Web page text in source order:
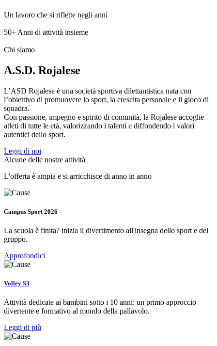
Un lavoro che si riflette negli anni
50+ Anni di attività insieme
Chi siamo
A.S.D. Rojalese
L’ASD Rojalese è una società sportiva dilettantistica nata con
l’obiettivo di promuovere lo sport, la crescita personale e il gioco di
squadra.
Con passione, impegno e spirito di comunità, la Rojalese accoglie
atleti di tutte le età, valorizzando i talenti e diffondendo i valori
autentici dello sport.
Leggi di noi
Alcune delle nostre attività
L'offerta è ampia e si arricchisce di anno in anno
Campus Sport 2026
La scuola è finita? inizia il divertimento all'insegna dello sport e del
gruppo.
Approfondici
Volley S3
Attività dedicate ai bambini sotto i 10 anni: un primo approccio
divertente e formativo al mondo della pallavolo.
Leggi di più